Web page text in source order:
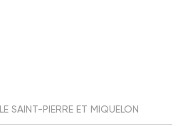
SAINT-PIERRE ET MIQUELON